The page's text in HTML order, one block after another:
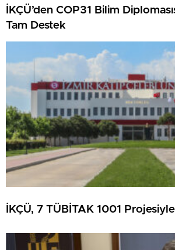
İKÇÜ’den COP31 Bilim
Tam Destek
İKÇÜ, 7 TÜBİTAK 1001 Projesiyle